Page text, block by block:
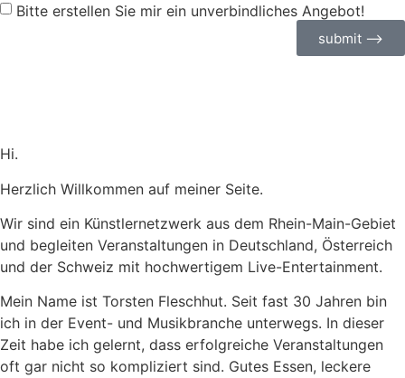
Bitte erstellen Sie mir ein unverbindliches Angebot!
submit ⟶
Hi.
Herzlich Willkommen auf meiner Seite.
Wir sind ein Künstlernetzwerk aus dem Rhein-Main-Gebiet
und begleiten Veranstaltungen in Deutschland, Österreich
und der Schweiz mit hochwertigem Live-Entertainment.
Mein Name ist Torsten Fleschhut. Seit fast 30 Jahren bin
ich in der Event- und Musikbranche unterwegs. In dieser
Zeit habe ich gelernt, dass erfolgreiche Veranstaltungen
oft gar nicht so kompliziert sind. Gutes Essen, leckere